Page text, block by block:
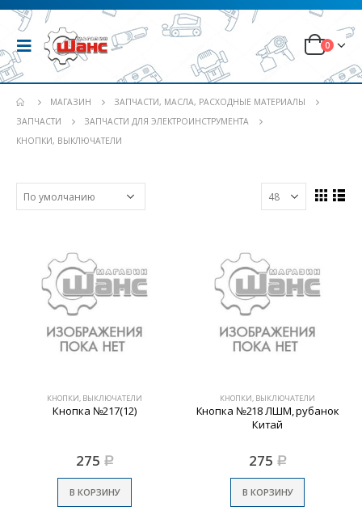
0
МАГАЗИН
ЗАПЧАСТИ, МАСЛА, РАСХОДНЫЕ МАТЕРИАЛЫ
ЗАПЧАСТИ
ЗАПЧАСТИ ДЛЯ ЭЛЕКТРОИНСТРУМЕНТА
КНОПКИ, ВЫКЛЮЧАТЕЛИ
КНОПКИ, ВЫКЛЮЧАТЕЛИ
Кнопка №217(12)
275 Р
В КОРЗИНУ
КНОПКИ, ВЫКЛЮЧАТЕЛИ
Кнопка №218 ЛШМ, рубанок
Китай
275 Р
В КОРЗИНУ